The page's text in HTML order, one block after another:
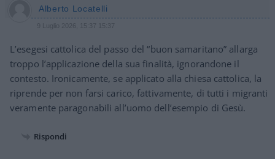
Alberto Locatelli
9 Luglio 2026, 15:37 15:37
L’esegesi cattolica del passo del “buon samaritano” allarga
troppo l’applicazione della sua finalità, ignorandone il
contesto. Ironicamente, se applicato alla chiesa cattolica, la
riprende per non farsi carico, fattivamente, di tutti i migranti
veramente paragonabili all’uomo dell’esempio di Gesù.
Rispondi